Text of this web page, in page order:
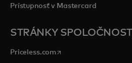
Prístupnosť v Mastercard
STRÁNKY
Priceless.com opens in a new tab